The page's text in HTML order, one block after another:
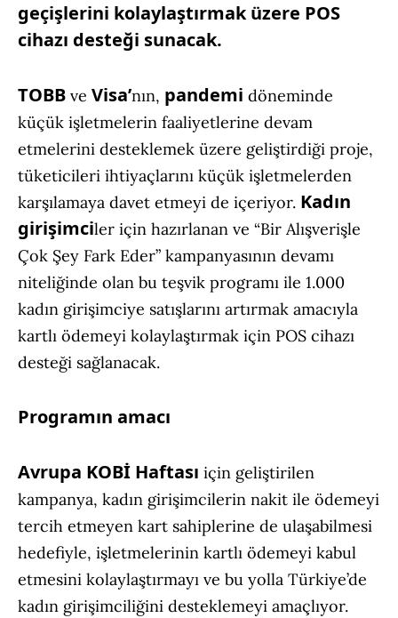
geçişlerini kolaylaştırmak üzere POS
cihazı desteği sunacak.
TOBB ve Visa’nın, pandemi döneminde
küçük işletmelerin faaliyetlerine devam
etmelerini desteklemek üzere geliştirdiği proje,
tüketicileri ihtiyaçlarını küçük işletmelerden
karşılamaya davet etmeyi de içeriyor. Kadın
girişimciler için hazırlanan ve “Bir Alışverişle
Çok Şey Fark Eder” kampanyasının devamı
niteliğinde olan bu teşvik programı ile 1.000
kadın girişimciye satışlarını artırmak amacıyla
kartlı ödemeyi kolaylaştırmak için POS cihazı
desteği sağlanacak.
Programın amacı
Avrupa KOBİ Haftası için geliştirilen
kampanya, kadın girişimcilerin nakit ile ödemeyi
tercih etmeyen kart sahiplerine de ulaşabilmesi
hedefiyle, işletmelerinin kartlı ödemeyi kabul
etmesini kolaylaştırmayı ve bu yolla Türkiye’de
kadın girişimciliğini desteklemeyi amaçlıyor.